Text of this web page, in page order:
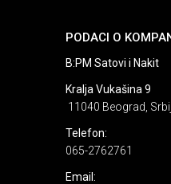
PODACI O
B:PM Satovi i Nakit
Kralja Vukašina 9
11040 Beograd,
Telefon:
065-2762761
Email: